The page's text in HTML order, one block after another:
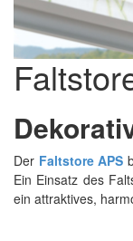
Der Faltstore APS
Ein Einsatz des
ein attraktives,